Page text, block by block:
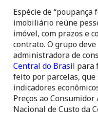
Espécie de “poupança
imobiliário reúne
imóvel, com prazos e
contrato. O grupo
administradora de
Central do Brasil para
feito por parcelas,
indicadores
Preços ao Consumidor
Nacional de Custo da